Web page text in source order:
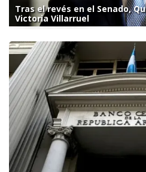
Tras el revés en el Senado,
Victoria Villarruel